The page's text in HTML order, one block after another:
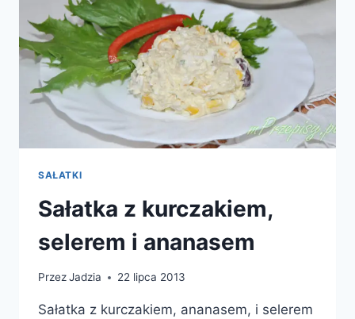
SAŁATKI
Sałatka z kurczakiem,
selerem i ananasem
PrzezJadzia 22 lipca 2013
Sałatka z kurczakiem, ananasem, i selerem